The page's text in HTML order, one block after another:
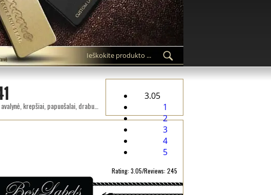
3.05
1
2
3
4
5
Rating: 3.05/Reviews: 245